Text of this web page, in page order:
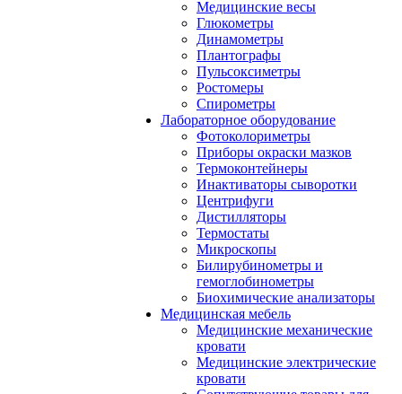
Медицинские весы
Глюкометры
Динамометры
Плантографы
Пульсоксиметры
Ростомеры
Спирометры
Лабораторное оборудование
Фотоколориметры
Приборы окраски мазков
Термоконтейнеры
Инактиваторы сыворотки
Центрифуги
Дистилляторы
Термостаты
Микроскопы
Билирубинометры и
гемоглобинометры
Биохимические анализаторы
Медицинская мебель
Медицинские механические
кровати
Медицинские электрические
кровати